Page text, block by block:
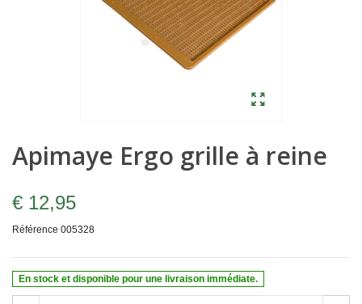
Apimaye Ergo grille à reine
€ 12,95
Référence 005328
En stock et disponible pour une livraison immédiate.